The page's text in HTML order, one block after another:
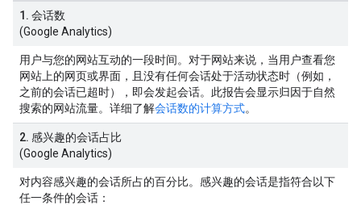
1. 会话数
(Google Analytics)
用户与您的网站互动的一段时间。对于网站来说，当用户查看您
网站上的网页或界面，且没有任何会话处于活动状态时（例如，
之前的会话已超时），即会发起会话。此报告会显示归因于自然
搜索的网站流量。详细了解会话数的计算方式。
2. 感兴趣的会话占比
(Google Analytics)
对内容感兴趣的会话所占的百分比。感兴趣的会话是指符合以下
任一条件的会话：